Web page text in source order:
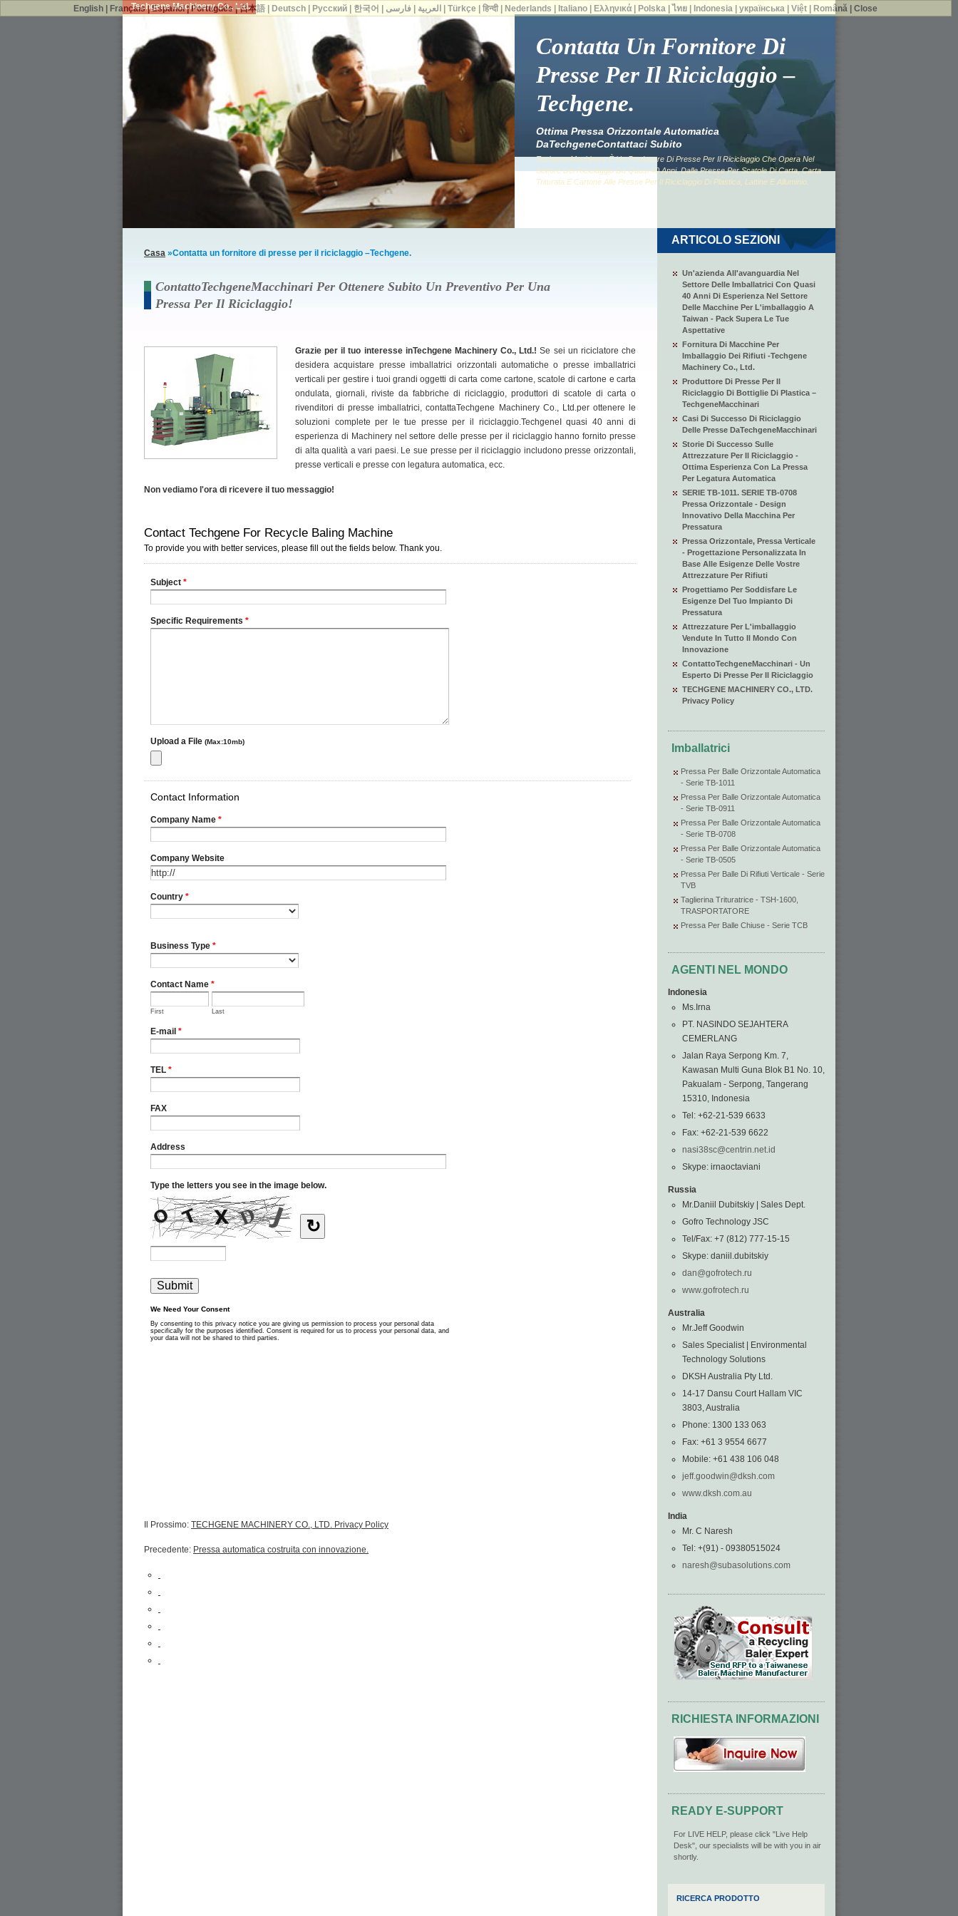
Techgene Machinery Co., Ltd.
Contatta Un Fornitore Di
Presse Per Il Riciclaggio –
Techgene.
Ottima Pressa Orizzontale Automatica
DaTechgeneContattaci Subito
TechgeneMachinery È Un Produttore Di Presse Per Il Riciclaggio Che Opera Nel
Settore Del Riciclaggio Da Quasi 40 Anni. Dalle Presse Per Scatole Di Carta, Carta
Triturata E Cartone Alle Presse Per Il Riciclaggio Di Plastica, Lattine E Alluminio.
Casa »Contatta un fornitore di presse per il riciclaggio –Techgene.
ContattoTechgeneMacchinari Per Ottenere Subito Un Preventivo Per Una
Pressa Per Il Riciclaggio!
Grazie per il tuo interesse inTechgene Machinery Co., Ltd.! Se sei un riciclatore che
desidera acquistare presse imballatrici orizzontali automatiche o presse imballatrici
verticali per gestire i tuoi grandi oggetti di carta come cartone, scatole di cartone e carta
ondulata, giornali, riviste da fabbriche di riciclaggio, produttori di scatole di carta o
rivenditori di presse imballatrici, contattaTechgene Machinery Co., Ltd.per ottenere le
soluzioni complete per le tue presse per il riciclaggio.TechgeneI quasi 40 anni di
esperienza di Machinery nel settore delle presse per il riciclaggio hanno fornito presse
di alta qualità a vari paesi. Le sue presse per il riciclaggio includono presse orizzontali,
presse verticali e presse con legatura automatica, ecc.
Non vediamo l'ora di ricevere il tuo messaggio!
Il Prossimo: TECHGENE MACHINERY CO., LTD. Privacy Policy
Precedente: Pressa automatica costruita con innovazione.
ARTICOLO SEZIONI
Un'azienda All'avanguardia Nel
Settore Delle Imballatrici Con Quasi
40 Anni Di Esperienza Nel Settore
Delle Macchine Per L'imballaggio A
Taiwan - Pack Supera Le Tue
Aspettative
Fornitura Di Macchine Per
Imballaggio Dei Rifiuti -Techgene
Machinery Co., Ltd.
Produttore Di Presse Per Il
Riciclaggio Di Bottiglie Di Plastica –
TechgeneMacchinari
Casi Di Successo Di Riciclaggio
Delle Presse DaTechgeneMacchinari
Storie Di Successo Sulle
Attrezzature Per Il Riciclaggio -
Ottima Esperienza Con La Pressa
Per Legatura Automatica
SERIE TB-1011. SERIE TB-0708
Pressa Orizzontale - Design
Innovativo Della Macchina Per
Pressatura
Pressa Orizzontale, Pressa Verticale
- Progettazione Personalizzata In
Base Alle Esigenze Delle Vostre
Attrezzature Per Rifiuti
Progettiamo Per Soddisfare Le
Esigenze Del Tuo Impianto Di
Pressatura
Attrezzature Per L'imballaggio
Vendute In Tutto Il Mondo Con
Innovazione
ContattoTechgeneMacchinari - Un
Esperto Di Presse Per Il Riciclaggio
TECHGENE MACHINERY CO., LTD.
Privacy Policy
Imballatrici
Pressa Per Balle Orizzontale Automatica
- Serie TB-1011
Pressa Per Balle Orizzontale Automatica
- Serie TB-0911
Pressa Per Balle Orizzontale Automatica
- Serie TB-0708
Pressa Per Balle Orizzontale Automatica
- Serie TB-0505
Pressa Per Balle Di Rifiuti Verticale - Serie
TVB
Taglierina Trituratrice - TSH-1600,
TRASPORTATORE
Pressa Per Balle Chiuse - Serie TCB
AGENTI NEL MONDO
Indonesia
Ms.Irna
PT. NASINDO SEJAHTERA
CEMERLANG
Jalan Raya Serpong Km. 7,
Kawasan Multi Guna Blok B1 No. 10,
Pakualam - Serpong, Tangerang
15310, Indonesia
Tel: +62-21-539 6633
Fax: +62-21-539 6622
nasi38sc@centrin.net.id
Skype: irnaoctaviani
Russia
Mr.Daniil Dubitskiy | Sales Dept.
Gofro Technology JSC
Tel/Fax: +7 (812) 777-15-15
Skype: daniil.dubitskiy
dan@gofrotech.ru
www.gofrotech.ru
Australia
Mr.Jeff Goodwin
Sales Specialist | Environmental
Technology Solutions
DKSH Australia Pty Ltd.
14-17 Dansu Court Hallam VIC
3803, Australia
Phone: 1300 133 063
Fax: +61 3 9554 6677
Mobile: +61 438 106 048
jeff.goodwin@dksh.com
www.dksh.com.au
India
Mr. C Naresh
Tel: +(91) - 09380515024
naresh@subasolutions.com
RICHIESTA INFORMAZIONI
READY E-SUPPORT
For LIVE HELP, please click "Live Help
Desk", our specialists will be with you in air
shortly.
RICERCA PRODOTTO
English Français|Español|Português |日本語 Deutsch Русский 한국어 العربية فارسی |Türkçe |हिन्दी| Nederlands Italiano Ελληνικά Polska |ไทย Indonesia |українська |Việt Română |Close